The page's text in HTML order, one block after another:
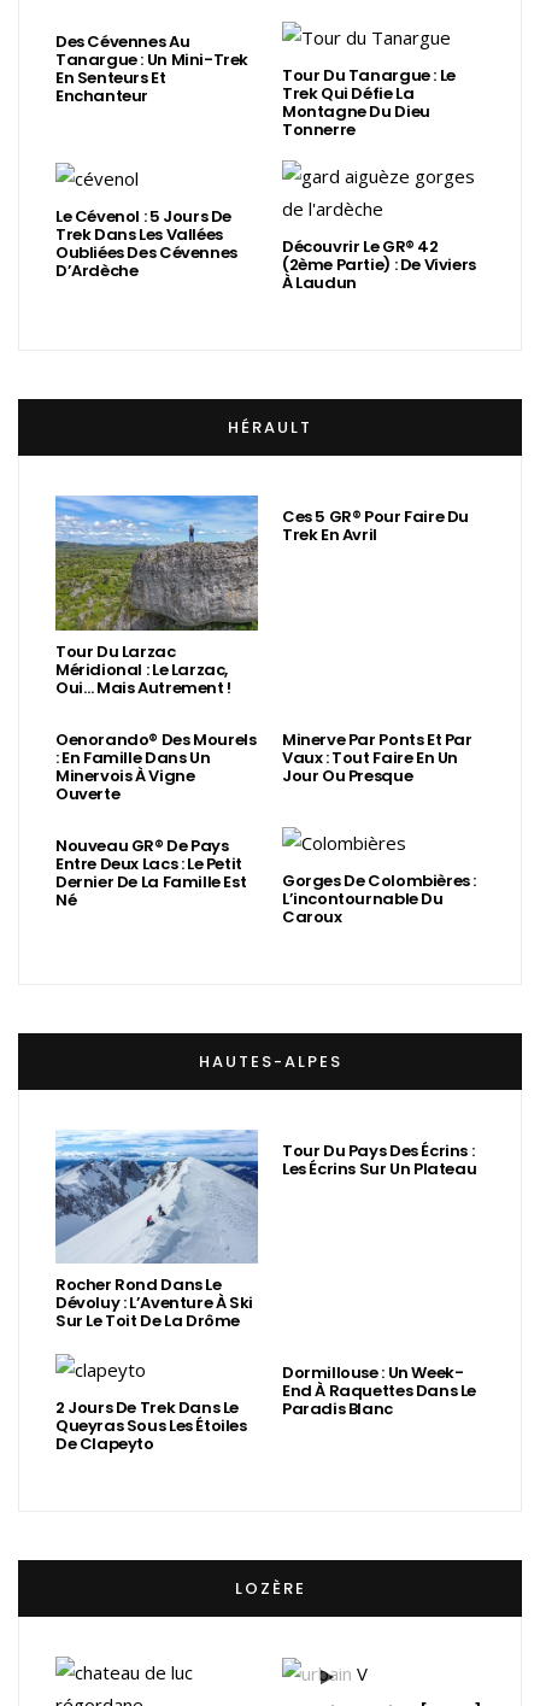
Des Cévennes Au
Tanargue : Un Mini-Trek
En Senteurs Et
Enchanteur
Tour Du Tanargue : Le
Trek Qui Défie La
Montagne Du Dieu
Tonnerre
Le Cévenol : 5 Jours De
Trek Dans Les Vallées
Oubliées Des Cévennes
D’Ardèche
Découvrir Le GR® 42
(2ème Partie) : De Viviers
À Laudun
HÉRAULT
Tour Du Larzac
Méridional : Le Larzac,
Oui… Mais Autrement !
Ces 5 GR® Pour Faire Du
Trek En Avril
Oenorando® Des Mourels
: En Famille Dans Un
Minervois À Vigne
Ouverte
Minerve Par Ponts Et Par
Vaux : Tout Faire En Un
Jour Ou Presque
Nouveau GR® De Pays
Entre Deux Lacs : Le Petit
Dernier De La Famille Est
Né
Gorges De Colombières :
L’incontournable Du
Caroux
HAUTES-ALPES
Rocher Rond Dans Le
Dévoluy : L’Aventure À Ski
Sur Le Toit De La Drôme
Tour Du Pays Des Écrins :
Les Écrins Sur Un Plateau
2 Jours De Trek Dans Le
Queyras Sous Les Étoiles
De Clapeyto
Dormillouse : Un Week-
End À Raquettes Dans Le
Paradis Blanc
LOZÈRE